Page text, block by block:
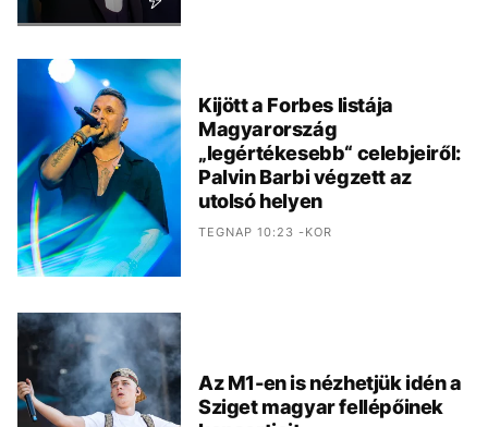
Kijött a Forbes listája
Magyarország
„legértékesebb“ celebjeiről:
Palvin Barbi végzett az
utolsó helyen
TEGNAP 10:23 -KOR
Az M1-en is nézhetjük idén a
Sziget magyar fellépőinek